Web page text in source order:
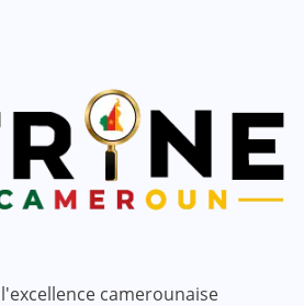
camerounaise